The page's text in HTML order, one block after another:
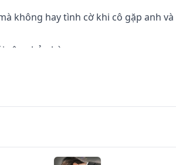
không hay tình cờ khi cô gặp anh và
phủ phàng
sẽ hủy bỏ hôn ước